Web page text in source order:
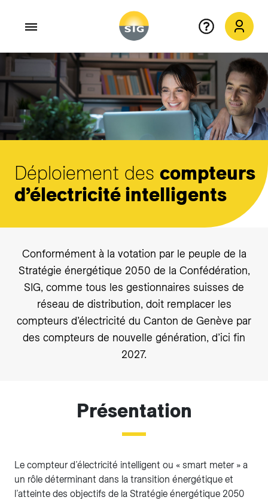
Aller au contenu principal
Déploiement des compteurs
d’électricité intelligents
Conformément à la votation par le peuple de la
Stratégie énergétique 2050 de la Confédération,
SIG, comme tous les gestionnaires suisses de
réseau de distribution, doit remplacer les
compteurs d’électricité du Canton de Genève par
des compteurs de nouvelle génération, d’ici fin
2027.
Présentation
Le compteur d’électricité intelligent ou « smart meter » a
un rôle déterminant dans la transition énergétique et
l’atteinte des objectifs de la Stratégie énergétique 2050